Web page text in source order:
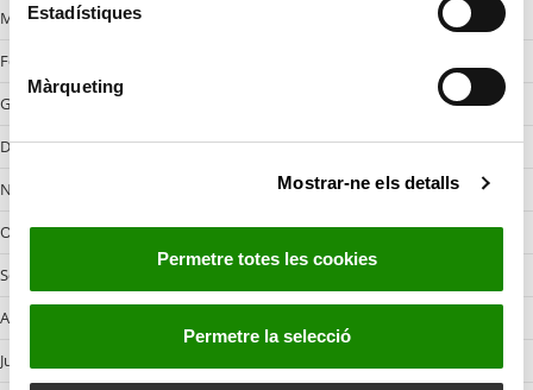
i
d
e
o
n
e
i
Estadístiques
Màrqueting
Mostrar-ne els detalls
Permetre totes les cookies
Permetre la selecció
Març 2024
Febrer 2024
Gener 2024
Desembre 2023
Novembre 2023
Octobre 2023
Setembre 2023
Agost 2023
Juliol 2023